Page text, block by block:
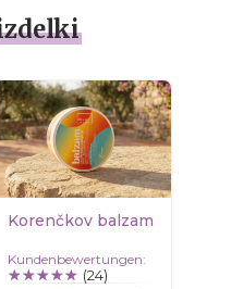
Korenčkov balzam
Kundenbewertungen:
(24)